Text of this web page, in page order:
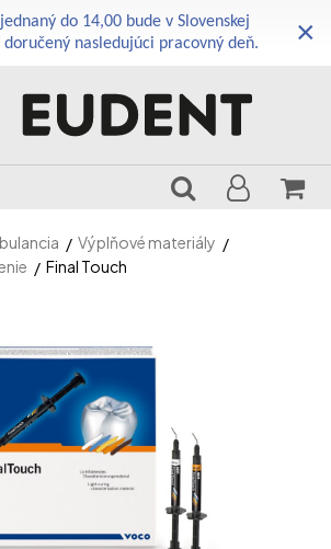
do 14,00 bude v Slovenskej
nasledujúci pracovný deň.
×
Výplňové materiály
Final Touch